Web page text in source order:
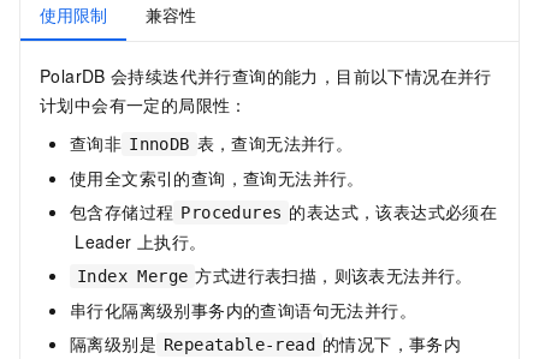
使用限制 兼容性
PolarDB 会持续迭代并行查询的能力，目前以下情况在并行
计划中会有一定的局限性：
查询非 InnoDB 表，查询无法并行。
使用全文索引的查询，查询无法并行。
包含存储过程 Procedures 的表达式，该表达式必须在
Leader 上执行。
Index Merge 方式进行表扫描，则该表无法并行。
串行化隔离级别事务内的查询语句无法并行。
隔离级别是 Repeatable-read 的情况下，事务内